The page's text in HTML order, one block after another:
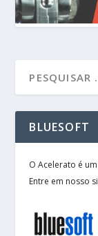
BLUESOFT
O Acelerato é
Entre em nosso